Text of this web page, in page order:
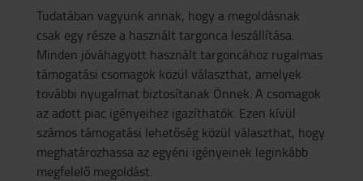
Tudatában vagyunk annak, hogy a megoldásnak
csak egy része a használt targonca leszállítása.
Minden jóváhagyott használt targoncához rugalmas
támogatási csomagok közül választhat, amelyek
további nyugalmat biztosítanak Önnek. A csomagok
az adott piac igényeihez igazíthatók. Ezen kívül
számos támogatási lehetőség közül választhat, hogy
meghatározhassa az egyéni igényeinek leginkább
megfelelő megoldást.